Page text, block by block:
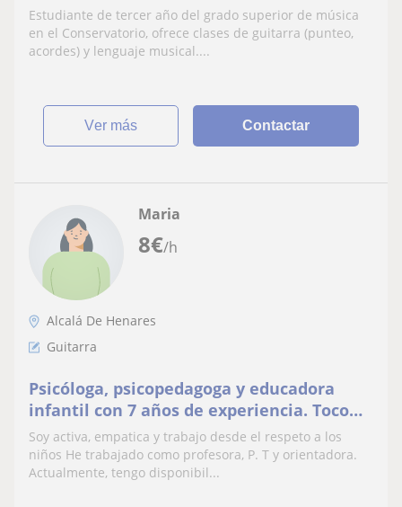
Estudiante de tercer año del grado superior de música
en el Conservatorio, ofrece clases de guitarra (punteo,
acordes) y lenguaje musical....
ver más Contactar
8€/h
Maria
Alcalá De Henares
Guitarra
Psicóloga, psicopedagoga y educadora
infantil con 7 años de experiencia. Toco
guitarra y he trabajado con niños con
dificultades de aprendizaje
Soy activa, empatica y trabajo desde el respeto a los
niños He trabajado como profesora, P. T y orientadora.
Actualmente, tengo disponibil...